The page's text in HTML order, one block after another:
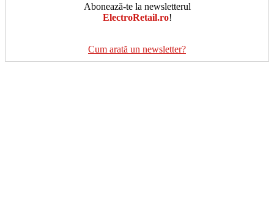
Abonează-te la newsletterul
ElectroRetail.ro!
Cum arată un newsletter?